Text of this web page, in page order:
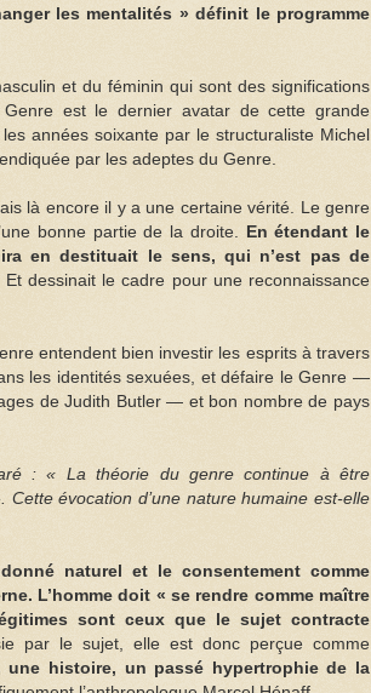
les mentalités » définit le programme
et du féminin qui sont des significations
est le dernier avatar de cette grande
années soixante par le structuraliste Michel
par les adeptes du Genre.
là encore il y a une certaine vérité. Le genre
bonne partie de la droite.
En étendant le
en destituait le sens, qui n’est pas de
Et dessinait le cadre pour une reconnaissance
entendent bien investir les esprits à travers
les identités sexuées, et défaire le Genre —
de Judith Butler — et bon nombre de pays
: « La théorie du genre continue à être
évocation d’une nature humaine est-elle
naturel et le consentement comme
L’homme doit « se rendre comme maître
sont ceux que le sujet contracte
par le sujet, elle est donc perçue comme
une histoire, un passé hypertrophie de la